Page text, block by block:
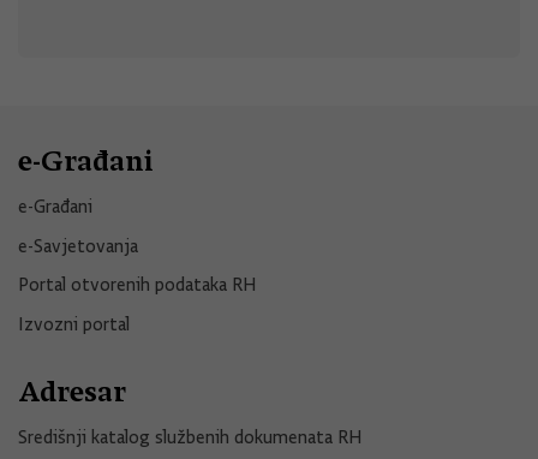
e-Građani
e-Građani
e-Savjetovanja
Portal otvorenih podataka RH
Izvozni portal
Adresar
Središnji katalog službenih dokumenata RH